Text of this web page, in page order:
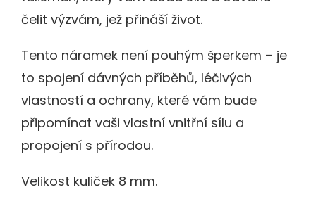
čelit výzvám, jež přináší život.
Tento náramek není pouhým šperkem – je
to spojení dávných příběhů, léčivých
vlastností a ochrany, které vám bude
připomínat vaši vlastní vnitřní sílu a
propojení s přírodou.
Velikost kuliček 8 mm.